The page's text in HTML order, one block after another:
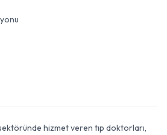
hizmet veren tıp doktorları,